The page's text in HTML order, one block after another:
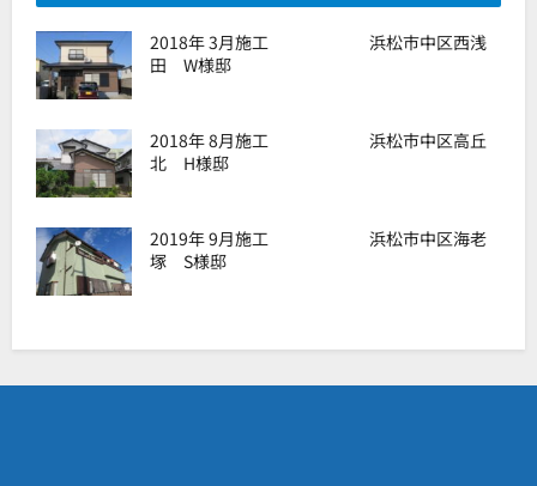
2018年 3月施工 浜松市中区西浅
田 W様邸
2018年 8月施工 浜松市中区高丘
北 H様邸
2019年 9月施工 浜松市中区海老
塚 S様邸